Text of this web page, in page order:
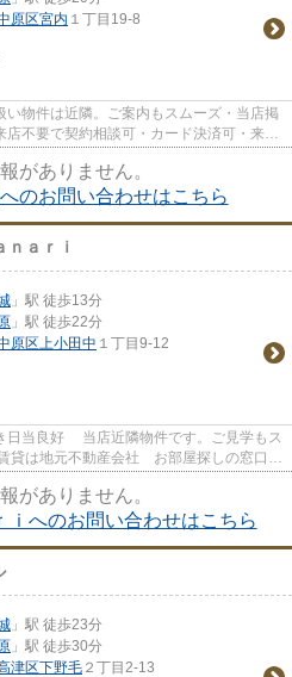
原区宮内 １丁目19-8
い物件は近隣。ご案内もスムーズ・当店掲
不要で契約相談可・カード決済可・来店
がありません。
のお問い合わせはこちら
ｎａｒｉ
」駅 徒歩13分
」駅 徒歩22分
原区上小田中 １丁目9-12
当良好 当店近隣物件です。ご見学もス
賃貸は地元不動産会社 お部屋探しの窓口
がありません。
ｉへのお問い合わせはこちら
」駅 徒歩23分
」駅 徒歩30分
津区下野毛 ２丁目2-13